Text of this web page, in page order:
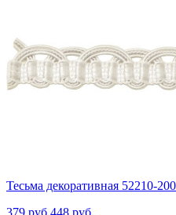
Тесьма декоративная 52210-